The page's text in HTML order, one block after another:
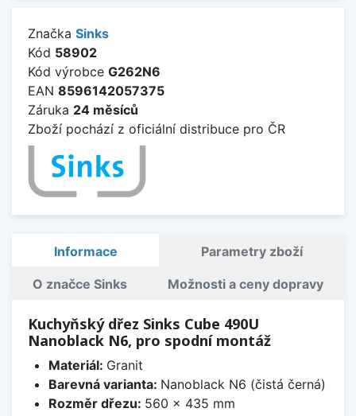
Značka Sinks
Kód 58902
Kód výrobce G262N6
EAN 8596142057375
Záruka 24 měsíců
Zboží pochází z oficiální distribuce pro ČR
Informace Parametry zboží
O značce Sinks Možnosti a ceny dopravy
Kuchyňský dřez Sinks Cube 490U
Nanoblack N6, pro spodní montáž
Materiál: Granit
Barevná varianta: Nanoblack N6 (čistá černá)
Rozměr dřezu: 560 x 435 mm